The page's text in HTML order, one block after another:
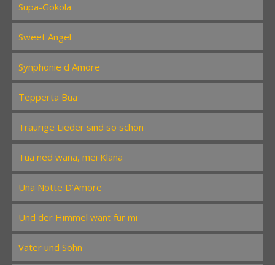
Supa-Gokola
Sweet Angel
Synphonie d Amore
Tepperta Bua
Traurige Lieder sind so schön
Tua ned wana, mei Klana
Una Notte D’Amore
Und der Himmel want für mi
Vater und Sohn